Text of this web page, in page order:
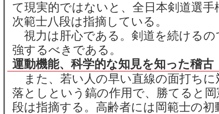
て現実的ではないと、全日本剣道選手
次範士八段は指摘している。
視力は肝心である。剣道を続けるの
強するべきである。
運動機能、科学的な知見を知った稽古
また、若い人の早い直線の面打ちに
落としという鎬の作用で、勝てると
段は指摘する。高齢者には岡範士の初